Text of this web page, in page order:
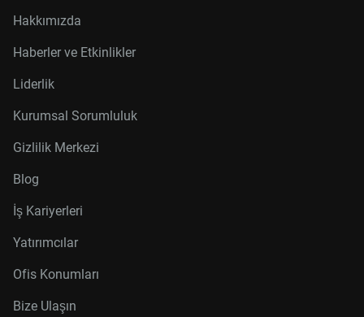
Hakkımızda
Haberler ve Etkinlikler
Liderlik
Kurumsal Sorumluluk
Gizlilik Merkezi
Blog
İş Kariyerleri
Yatırımcılar
Ofis Konumları
Bize Ulaşın